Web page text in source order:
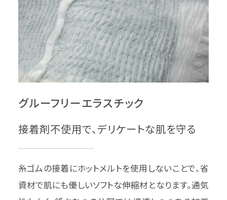
グルーフリーエラスチック
接着剤不使用で、デリケートな肌を守る
糸ゴムの接着にホットメルトを使用しないことで、省
資材で肌にも優しいソフトな伸縮材となります。通気